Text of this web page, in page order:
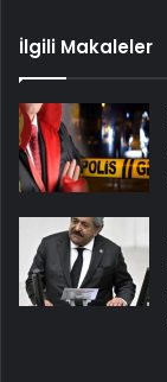
İlgili Makaleler